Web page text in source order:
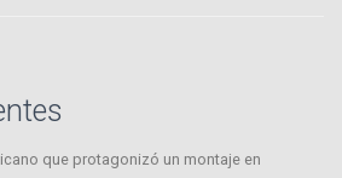
que protagonizó un montaje en